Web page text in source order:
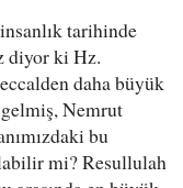
tarihinde
diyor ki Hz.
daha büyük
Nemrut
bu
mi? Resullulah